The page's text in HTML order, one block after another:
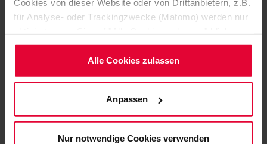
Cookies von dieser Website oder von Drittanbietern, z.B.
für Analyse- oder Trackingzwecke (Matomo) werden nur
Möchten Sie dies nicht, klicken Sie bitte auf "Nur
notwendige Cookies verwenden". Mehr dazu
(einschließlich der Möglichkeit, die Einwilligungserklärung
Cookie-Hinweis(Link im Fuß der Website)
bzw. derDatenschutzerklärung.
Alle Cookies zulassen
Anpassen
Nur notwendige Cookies verwenden